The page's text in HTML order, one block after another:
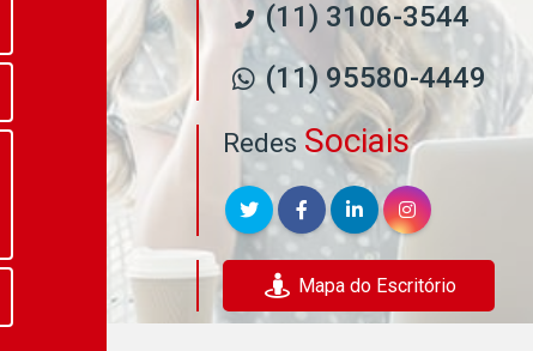
(11) 3106-3544
(11) 95580-4449
Redes Sociais
Mapa do Escritório